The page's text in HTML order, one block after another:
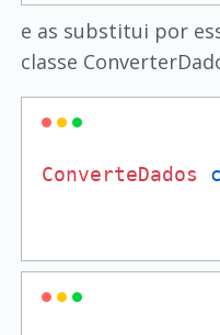
e as substitui por
classe
ConverteDados